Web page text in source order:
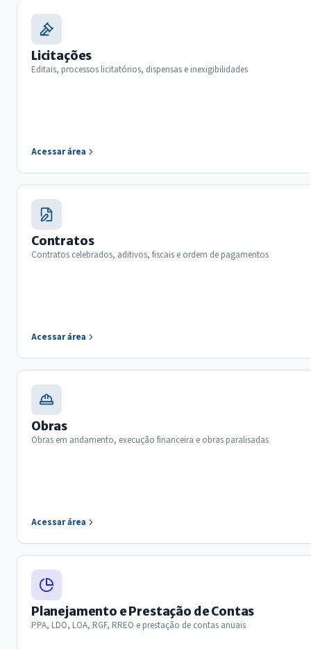
Licitações
Editais, processos licitatórios, dispensas e inexigibilidades
Acessar área
Contratos
Contratos celebrados, aditivos, fiscais e ordem de pagamentos
Acessar área
Obras
Obras em andamento, execução financeira e obras paralisadas
Acessar área
Planejamento e Prestação de Contas
PPA, LDO, LOA, RGF, RREO e prestação de contas anuais